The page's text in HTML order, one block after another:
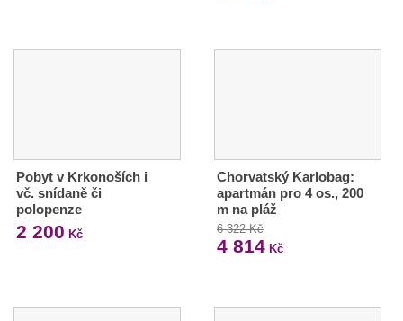
Pobyt v Krkonoších i
vč. snídaně či
polopenze
2 200 Kč
Chorvatský Karlobag:
apartmán pro 4 os., 200
m na pláž
6 322 Kč
4 814Kč